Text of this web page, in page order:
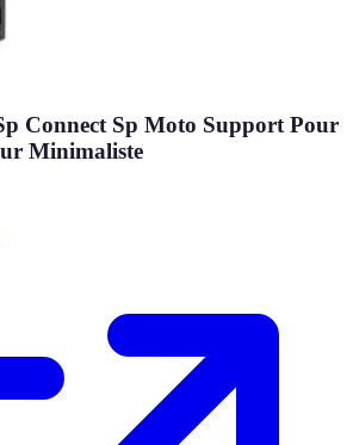
Connect Sp Moto Support Pour
Minimaliste